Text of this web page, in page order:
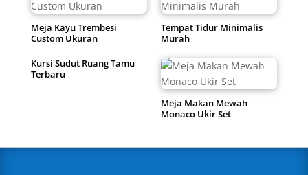
Meja Kayu Trembesi
Custom Ukuran
Tempat Tidur Minimalis
Murah
Kursi Sudut Ruang Tamu
Terbaru
Meja Makan Mewah
Monaco Ukir Set